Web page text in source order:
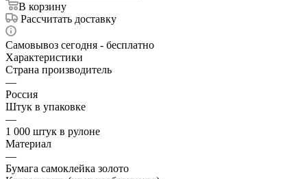
В корзину
Рассчитать доставку
Самовывоз сегодня - бесплатно
Характеристики
Страна производитель
—
Россия
Штук в упаковке
—
1 000 штук в рулоне
Материал
—
Бумага самоклейка золото